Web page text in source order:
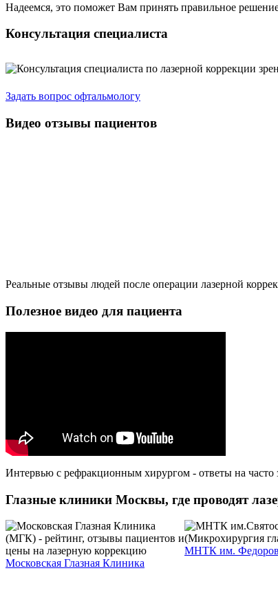
Надеемся, это поможет Вам принять правильное
Консультация специалиста
Задать вопрос офтальмологу
Видео отзывы пациентов
Реальные отзывы людей после операции лазерной
Полезное видео для пациента
Интервью с рефракционным хирургом - ответы на часто
Глазные клиники Москвы, где проводят
Московская Глазная Клиника
МНТК им.